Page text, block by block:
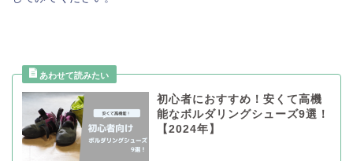
初心者におすすめ！安くて高機
能なボルダリングシューズ9選！
【2024年】